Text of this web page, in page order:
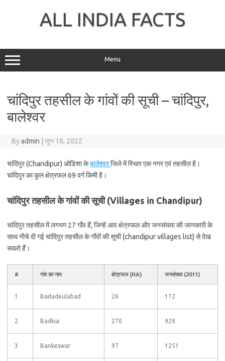
ALL INDIA FACTS
Menu
चांदिपुर तहसील के गांवों की सूची – चांदिपुर,
बालेश्वर
Byadmin जून 18, 2022
चांदिपुर (Chandipur) ओडिशा केबालेश्वरजिले में स्थित एक नगर एवं तहसील है।
चांदिपुर का कुल क्षेत्रफल 69 वर्ग किमी है।
चांदिपुर तहसील के गांवों की सूची (Villages in Chandipur)
चांदिपुर तहसील में लगभग 27 गाँव हैं, जिन्हें आप क्षेत्रफल और जनसंख्या की जानकारी के
साथ नीचे दी गई चांदिपुर तहसील के गाँवों की सूची (chandipur villages list) से देख
सकते हैं।
# गांव का नाम क्षेत्रफल (HA) जनसंख्या (2011)
1 Badadeulabad 26 172
2 Badkia 270 929
3 Bankeswar 97 1251